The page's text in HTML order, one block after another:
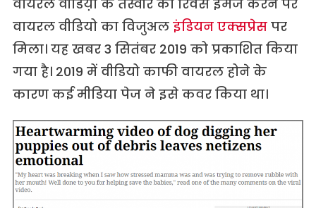
वायरल वीडिय़ो के तस्वीर का रिवर्स इमेज करने पर
वायरल वीडियो का विजुअल इंडियन एक्सप्रेसपर
मिला। यह खबर 3 सितंबर 2019 को प्रकाशित किया
गया है। 2019 में वीडियो काफी वायरल होने के
कारण कई मीडिया पेज ने इसे कवर किया था।